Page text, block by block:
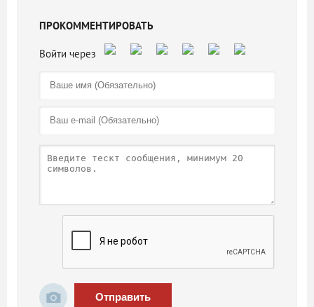
ПРОКОММЕНТИРОВАТЬ
Отправить